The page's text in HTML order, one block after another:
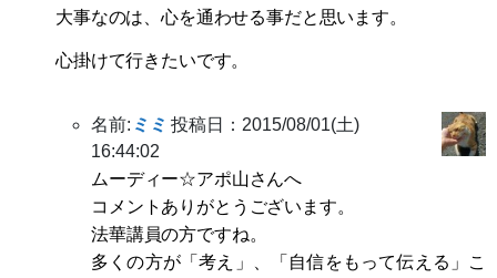
大事なのは、心を通わせる事だと思います。
心掛けて行きたいです。
名前: ミミ 投稿日：2015/08/01(土)
16:44:02
ムーディー☆アポ山さんへ
コメントありがとうございます。
法華講員の方ですね。
多くの方が「考え」、「自信をもって伝える」こ